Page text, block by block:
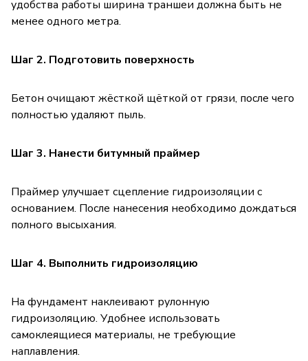
удобства работы ширина траншеи должна быть не
менее одного метра.
Шаг 2. Подготовить поверхность
Бетон очищают жёсткой щёткой от грязи, после чего
полностью удаляют пыль.
Шаг 3. Нанести битумный праймер
Праймер улучшает сцепление гидроизоляции с
основанием. После нанесения необходимо дождаться
полного высыхания.
Шаг 4. Выполнить гидроизоляцию
На фундамент наклеивают рулонную
гидроизоляцию. Удобнее использовать
самоклеящиеся материалы, не требующие
наплавления.